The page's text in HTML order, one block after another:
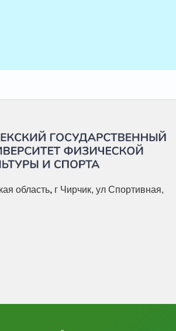
область, г Чирчик, ул Спортивная,